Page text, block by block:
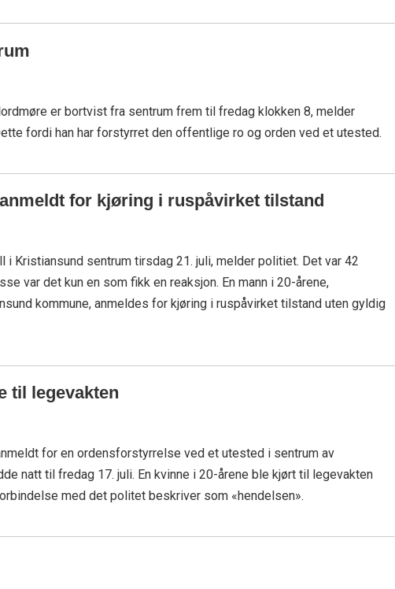
er bortvist fra sentrum frem til fredag klokken 8, melder
fordi han har forstyrret den offentlige ro og orden ved et utested.
for kjøring i ruspåvirket tilstand
i Kristiansund sentrum tirsdag 21. juli, melder politiet. Det var 42
var det kun en som fikk en reaksjon. En mann i 20-årene,
kommune, anmeldes for kjøring i ruspåvirket tilstand uten gyldig
til legevakten
for en ordensforstyrrelse ved et utested i sentrum av
natt til fredag 17. juli. En kvinne i 20-årene ble kjørt til legevakten
med det politet beskriver som «hendelsen».